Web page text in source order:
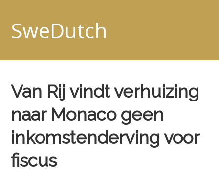
SweDutch
Van Rij vindt verhuizing
naar Monaco geen
inkomstenderving voor
fiscus